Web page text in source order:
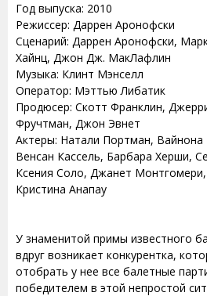
Год выпуска: 2010
Режиссер: Даррен Аронофски
Сценарий: Даррен Аронофски,
Хайнц, Джон Дж. МакЛафлин
Музыка: Клинт Мэнселл
Оператор: Мэттью Либатик
Продюсер: Скотт Франклин,
Фручтман, Джон Эвнет
Актеры: Натали Портман, Вайнона
Венсан Кассель, Барбара Херши,
Ксения Соло, Джанет
Кристина Анапау
У знаменитой примы известного
вдруг возникает конкурентка,
отобрать у нее все балетные
победителем в этой непростой